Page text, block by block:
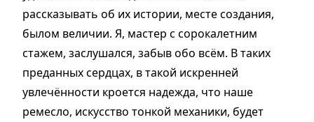
рассказывать об их истории, месте создания,
былом величии. Я, мастер с сорокалетним
стажем, заслушался, забыв обо всём. В таких
преданных сердцах, в такой искренней
увлечённости кроется надежда, что наше
ремесло, искусство тонкой механики, будет